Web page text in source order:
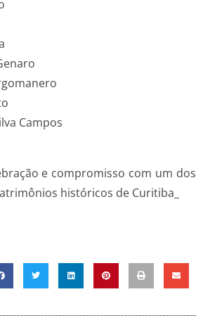
Campos
e compromisso com um dos
históricos de Curitiba_